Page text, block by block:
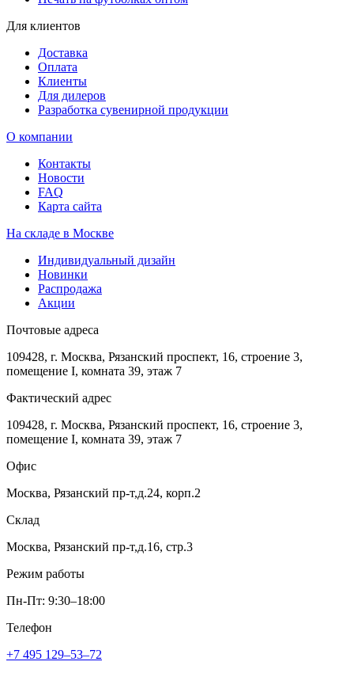
Для клиентов
Доставка
Оплата
Клиенты
Для дилеров
Разработка сувенирной продукции
О компании
Контакты
Новости
FAQ
Карта сайта
На складе в Москве
Индивидуальный дизайн
Новинки
Распродажа
Акции
Почтовые адреса
109428, г. Москва, Рязанский проспект, 16, строение 3,
помещение I, комната 39, этаж 7
Фактический адрес
109428, г. Москва, Рязанский проспект, 16, строение 3,
помещение I, комната 39, этаж 7
Офис
Москва, Рязанский пр-т,д.24, корп.2
Склад
Москва, Рязанский пр-т,д.16, стр.3
Режим работы
Пн-Пт: 9:30–18:00
Телефон
+7 495 129–53–72